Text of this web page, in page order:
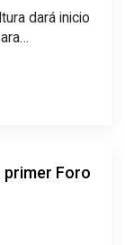
dará inicio